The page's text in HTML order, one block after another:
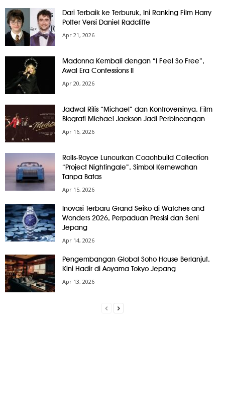
Dari Terbaik ke Terburuk, Ini Ranking Film Harry
Potter Versi Daniel Radcliffe
Apr 21, 2026
Madonna Kembali dengan “I Feel So Free”,
Awal Era Confessions II
Apr 20, 2026
Jadwal Rilis “Michael” dan Kontroversinya, Film
Biografi Michael Jackson Jadi Perbincangan
Apr 16, 2026
Rolls-Royce Luncurkan Coachbuild Collection
“Project Nightingale”, Simbol Kemewahan
Tanpa Batas
Apr 15, 2026
Inovasi Terbaru Grand Seiko di Watches and
Wonders 2026, Perpaduan Presisi dan Seni
Jepang
Apr 14, 2026
Pengembangan Global Soho House Berlanjut,
Kini Hadir di Aoyama Tokyo Jepang
Apr 13, 2026